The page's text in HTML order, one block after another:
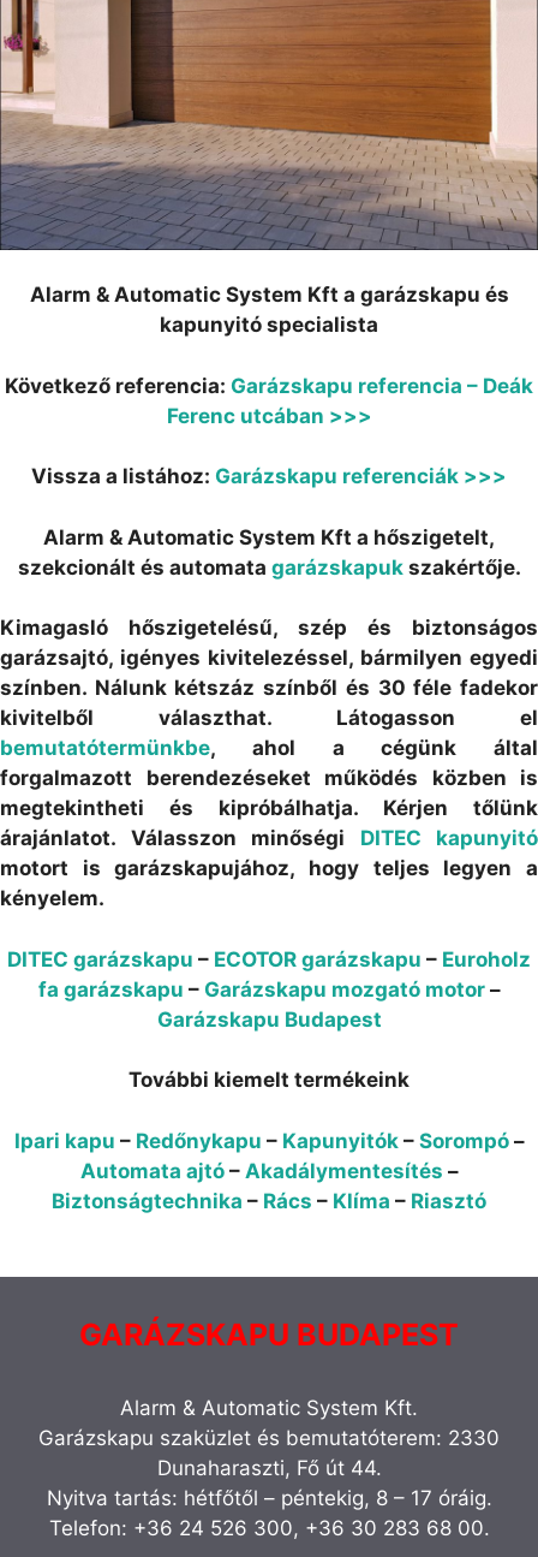
Alarm & Automatic System Kft a garázskapu és
kapunyitó specialista
Következő referencia: Garázskapu referencia – Deák
Ferenc utcában >>>
Vissza a listához: Garázskapu referenciák >>>
Alarm & Automatic System Kft a hőszigetelt,
szekcionált és automata garázskapukszakértője.
Kimagasló hőszigetelésű, szép és biztonságos
garázsajtó, igényes kivitelezéssel, bármilyen egyedi
színben. Nálunk kétszáz színből és 30 féle fadekor
kivitelből választhat. Látogasson el
bemutatótermünkbe, ahol a cégünk által
forgalmazott berendezéseket működés közben is
megtekintheti és kipróbálhatja. Kérjen tőlünk
árajánlatot. Válasszon minőségi DITEC kapunyitó
motort is garázskapujához, hogy teljes legyen a
kényelem.
DITEC garázskapu – ECOTOR garázskapu – Euroholz
fa garázskapu – Garázskapu mozgató motor–
Garázskapu Budapest
További kiemelt termékeink
Ipari kapu – Redőnykapu – Kapunyitók– Sorompó–
Automata ajtó– Akadálymentesítés –
Biztonságtechnika – Rács – Klíma – Riasztó
GARÁZSKAPU BUDAPEST
Alarm & Automatic System Kft.
Garázskapu szaküzlet és bemutatóterem: 2330
Dunaharaszti, Fő út 44.
Nyitva tartás: hétfőtől – péntekig, 8 – 17 óráig.
Telefon: +36 24 526 300, +36 30 283 68 00.